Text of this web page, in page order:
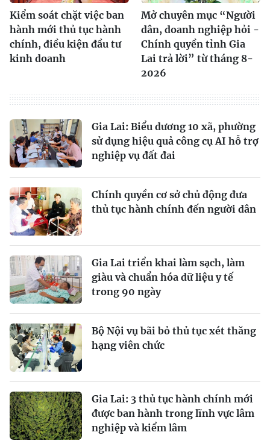
Kiểm soát chặt việc ban
hành mới thủ tục hành
chính, điều kiện đầu tư
kinh doanh
Mở chuyên mục “Người
dân, doanh nghiệp hỏi -
Chính quyền tỉnh Gia
Lai trả lời” từ tháng 8-
2026
Gia Lai: Biểu dương 10 xã, phường
sử dụng hiệu quả công cụ AI hỗ trợ
nghiệp vụ đất đai
Chính quyền cơ sở chủ động đưa
thủ tục hành chính đến người dân
Gia Lai triển khai làm sạch, làm
giàu và chuẩn hóa dữ liệu y tế
trong 90 ngày
Bộ Nội vụ bãi bỏ thủ tục xét thăng
hạng viên chức
Gia Lai: 3 thủ tục hành chính mới
được ban hành trong lĩnh vực lâm
nghiệp và kiểm lâm